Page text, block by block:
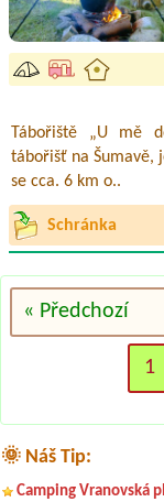
Tábořiště „U mě
tábořišť na Šumavě,
se cca. 6 km o..
Schránka
« Předchozí
1
🌞 Náš Tip:
Camping Vranovská